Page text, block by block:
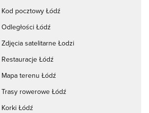
Kod pocztowy Łódź
Odległości Łódź
Zdjęcia satelitarne Łodzi
Restauracje Łódź
Mapa terenu Łódź
Trasy rowerowe Łódź
Korki Łódź